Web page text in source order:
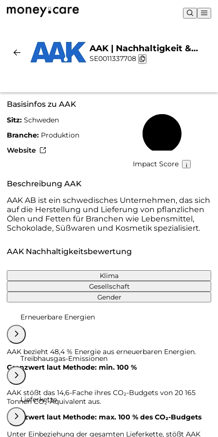
AAK | Nachhaltigkeit &
Chart
SE0011337708
Basisinfos zu AAK
Sitz: Schweden
Branche: Produktion
Website
Impact Score
Beschreibung AAK
AAK AB ist ein schwedisches Unternehmen, das sich
auf die Herstellung und Lieferung von pflanzlichen
Ölen und Fetten für Branchen wie Lebensmittel,
Schokolade, Süßwaren und Kosmetik spezialisiert.
AAK Nachhaltigkeitsbewertung
Klima
Gesellschaft
Gender
Erneuerbare Energien
AAK bezieht 48,4 % Energie aus erneuerbaren Energien.
Grenzwert laut Methode: min. 100 %
Treibhausgas-Emissionen
AAK stößt das 14,6-Fache ihres CO₂-Budgets von 20 165
Tonnen CO₂-Äquivalent aus.
Grenzwert laut Methode: max. 100 % des CO₂-Budgets
Lieferkette
Unter Einbeziehung der gesamten Lieferkette, stößt AAK